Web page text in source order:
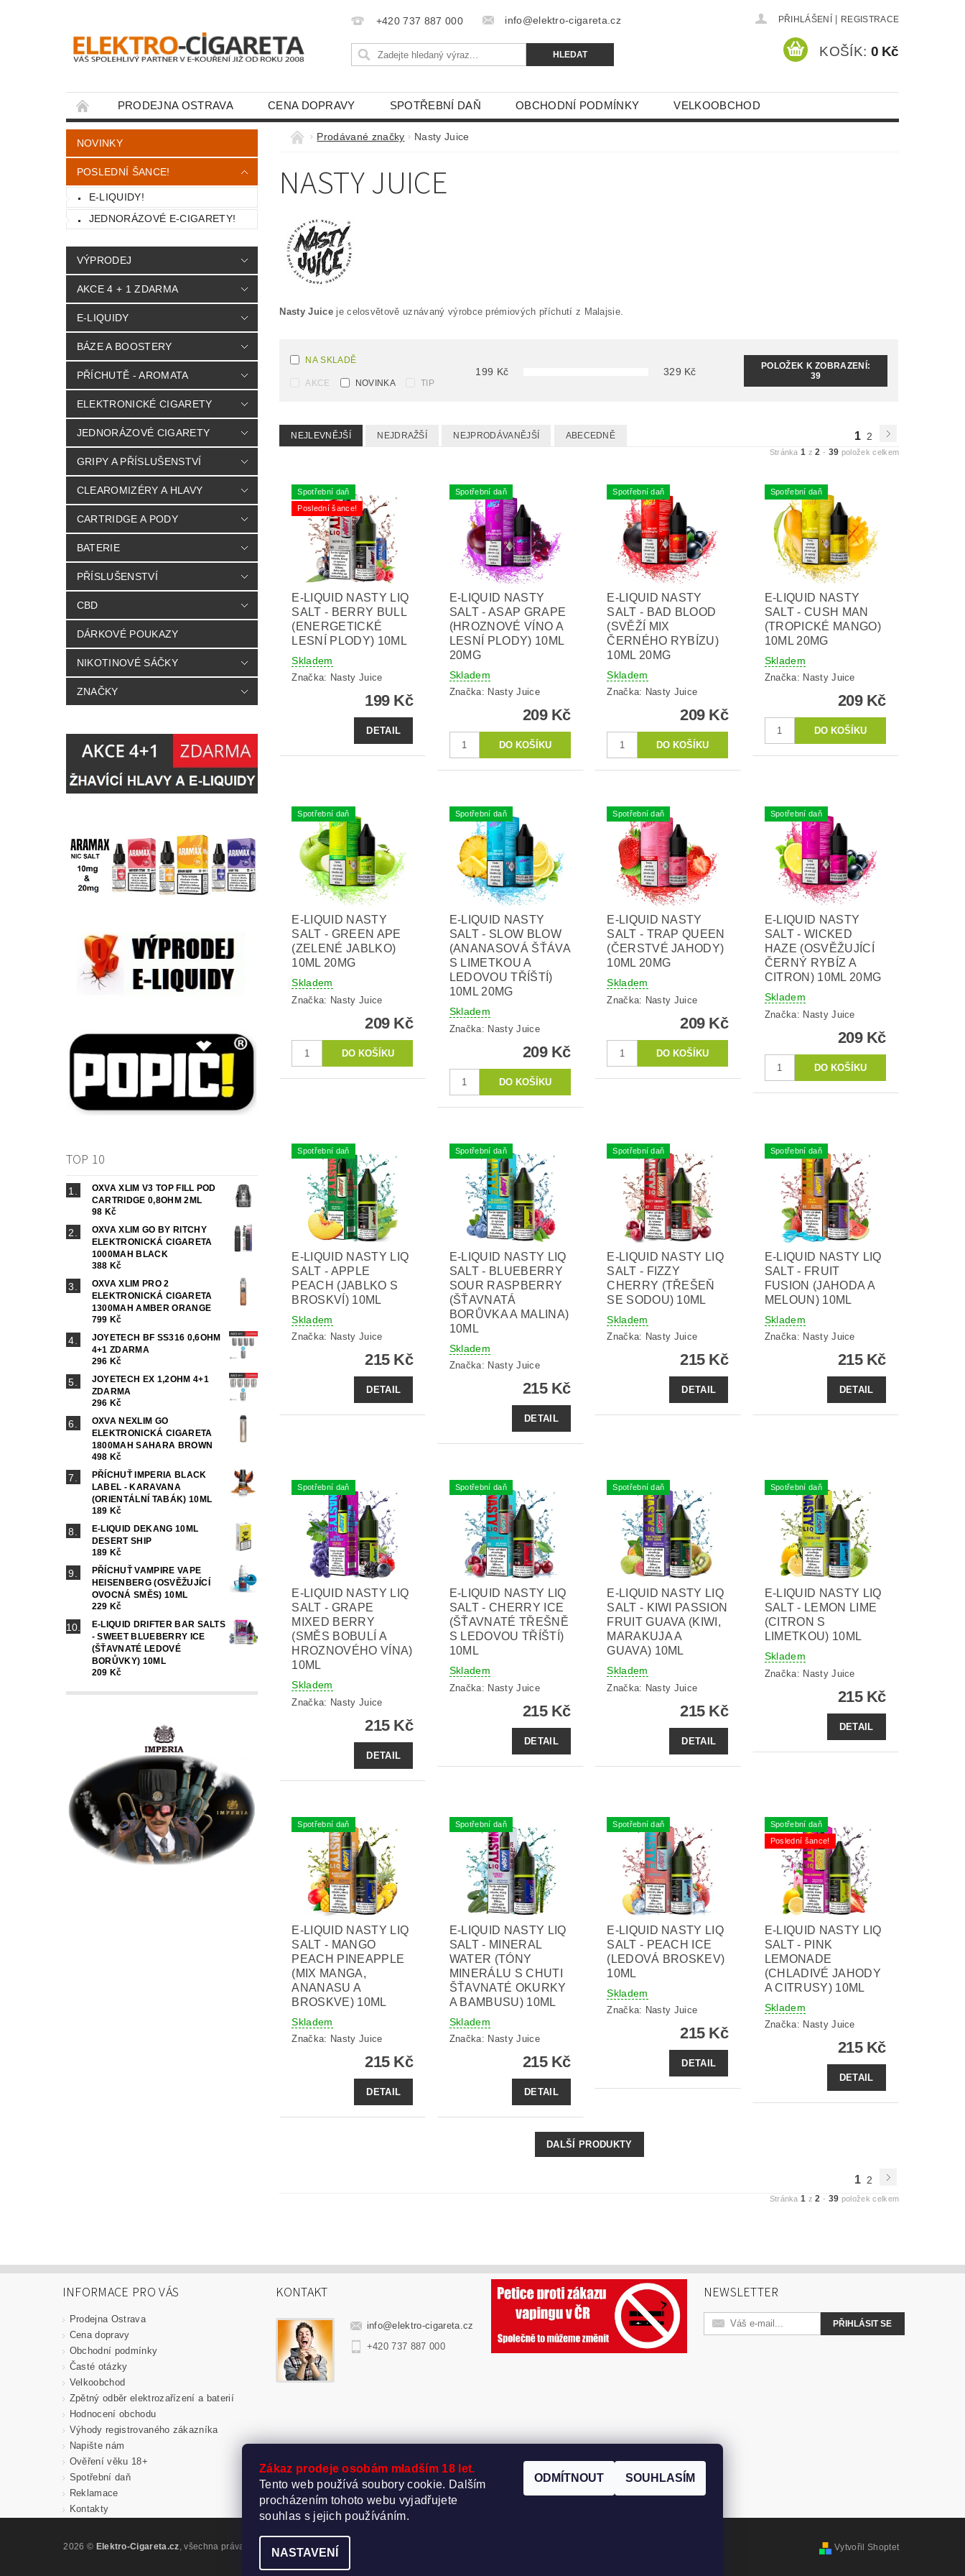
+420 737 887 000 info@elektro-cigareta.cz PŘIHLÁŠENÍ REGISTRACE
KOŠÍK: 0 Kč
PRODEJNA OSTRAVA CENA DOPRAVY SPOTŘEBNÍ DAŇ OBCHODNÍ PODMÍNKY VELKOOBCHOD
KONTAKTY
NOVINKY
POSLEDNÍ ŠANCE!
E-LIQUIDY!
JEDNORÁZOVÉ E-CIGARETY!
VÝPRODEJ
AKCE 4 + 1 ZDARMA
E-LIQUIDY
BÁZE A BOOSTERY
PŘÍCHUTĚ - AROMATA
ELEKTRONICKÉ CIGARETY
JEDNORÁZOVÉ CIGARETY
GRIPY A PŘÍSLUŠENSTVÍ
CLEAROMIZÉRY A HLAVY
CARTRIDGE A PODY
BATERIE
PŘÍSLUŠENSTVÍ
CBD
DÁRKOVÉ POUKAZY
NIKOTINOVÉ SÁČKY
ZNAČKY
TOP 10
OXVA XLIM V3 TOP FILL POD
CARTRIDGE 0,8OHM 2ML
98 Kč
OXVA XLIM GO BY RITCHY
ELEKTRONICKÁ CIGARETA
1000MAH BLACK
388 Kč
OXVA XLIM PRO 2
ELEKTRONICKÁ CIGARETA
1300MAH AMBER ORANGE
799 Kč
JOYETECH BF SS316 0,6OHM
4+1 ZDARMA
296 Kč
JOYETECH EX 1,2OHM 4+1
ZDARMA
296 Kč
OXVA NEXLIM GO
ELEKTRONICKÁ CIGARETA
1800MAH SAHARA BROWN
498 Kč
PŘÍCHUŤ IMPERIA BLACK
LABEL - KARAVANA
(ORIENTÁLNÍ TABÁK) 10ML
189 Kč
E-LIQUID DEKANG 10ML
DESERT SHIP
189 Kč
PŘÍCHUŤ VAMPIRE VAPE
HEISENBERG (OSVĚŽUJÍCÍ
OVOCNÁ SMĚS) 10ML
229 Kč
E-LIQUID DRIFTER BAR SALTS
- SWEET BLUEBERRY ICE
(ŠŤAVNATÉ LEDOVÉ
BORŮVKY) 10ML
209 Kč
Prodávané značky Nasty Juice
NASTY JUICE
Nasty Juiceje celosvětově uznávaný výrobce prémiových příchutí z Malajsie.
NA SKLADĚ
AKCE NOVINKA TIP
199 Kč 329 Kč
POLOŽEK K ZOBRAZENÍ:
39
NEJLEVNĚJŠÍ NEJDRAŽŠÍ NEJPRODÁVANĚJŠÍ ABECEDNĚ 1 2
Stránka1 z2 - 39 položek celkem
Spotřební daň
Poslední šance!
E-LIQUID NASTY LIQ
SALT - BERRY BULL
(ENERGETICKÉ
LESNÍ PLODY) 10ML
Skladem
Značka: Nasty Juice
199 Kč
DETAIL
Spotřební daň
E-LIQUID NASTY
SALT - ASAP GRAPE
(HROZNOVÉ VÍNO A
LESNÍ PLODY) 10ML
20MG
Skladem
Značka: Nasty Juice
209 Kč
Spotřební daň
E-LIQUID NASTY
SALT - BAD BLOOD
(SVĚŽÍ MIX
ČERNÉHO RYBÍZU)
10ML 20MG
Skladem
Značka: Nasty Juice
209 Kč
Spotřební daň
E-LIQUID NASTY
SALT - CUSH MAN
(TROPICKÉ MANGO)
10ML 20MG
Skladem
Značka: Nasty Juice
209 Kč
Spotřební daň
E-LIQUID NASTY
SALT - GREEN APE
(ZELENÉ JABLKO)
10ML 20MG
Skladem
Značka: Nasty Juice
209 Kč
Spotřební daň
E-LIQUID NASTY
SALT - SLOW BLOW
(ANANASOVÁ ŠŤÁVA
S LIMETKOU A
LEDOVOU TŘÍŠTÍ)
10ML 20MG
Skladem
Značka: Nasty Juice
209 Kč
Spotřební daň
E-LIQUID NASTY
SALT - TRAP QUEEN
(ČERSTVÉ JAHODY)
10ML 20MG
Skladem
Značka: Nasty Juice
209 Kč
Spotřební daň
E-LIQUID NASTY
SALT - WICKED
HAZE (OSVĚŽUJÍCÍ
ČERNÝ RYBÍZ A
CITRON) 10ML 20MG
Skladem
Značka: Nasty Juice
209 Kč
Spotřební daň
E-LIQUID NASTY LIQ
SALT - APPLE
PEACH (JABLKO S
BROSKVÍ) 10ML
Skladem
Značka: Nasty Juice
215 Kč
DETAIL
Spotřební daň
E-LIQUID NASTY LIQ
SALT - BLUEBERRY
SOUR RASPBERRY
(ŠŤAVNATÁ
BORŮVKA A MALINA)
10ML
Skladem
Značka: Nasty Juice
215 Kč
DETAIL
Spotřební daň
E-LIQUID NASTY LIQ
SALT - FIZZY
CHERRY (TŘEŠEŇ
SE SODOU) 10ML
Skladem
Značka: Nasty Juice
215 Kč
DETAIL
Spotřební daň
E-LIQUID NASTY LIQ
SALT - FRUIT
FUSION (JAHODA A
MELOUN) 10ML
Skladem
Značka: Nasty Juice
215 Kč
DETAIL
Spotřební daň
E-LIQUID NASTY LIQ
SALT - GRAPE
MIXED BERRY
(SMĚS BOBULÍ A
HROZNOVÉHO VÍNA)
10ML
Skladem
Značka: Nasty Juice
215 Kč
DETAIL
Spotřební daň
E-LIQUID NASTY LIQ
SALT - CHERRY ICE
(ŠŤAVNATÉ TŘEŠNĚ
S LEDOVOU TŘÍŠTÍ)
10ML
Skladem
Značka: Nasty Juice
215 Kč
DETAIL
Spotřební daň
E-LIQUID NASTY LIQ
SALT - KIWI PASSION
FRUIT GUAVA (KIWI,
MARAKUJA A
GUAVA) 10ML
Skladem
Značka: Nasty Juice
215 Kč
DETAIL
Spotřební daň
E-LIQUID NASTY LIQ
SALT - LEMON LIME
(CITRON S
LIMETKOU) 10ML
Skladem
Značka: Nasty Juice
215 Kč
DETAIL
Spotřební daň
E-LIQUID NASTY LIQ
SALT - MANGO
PEACH PINEAPPLE
(MIX MANGA,
ANANASU A
BROSKVE) 10ML
Skladem
Značka: Nasty Juice
215 Kč
DETAIL
Spotřební daň
E-LIQUID NASTY LIQ
SALT - MINERAL
WATER (TÓNY
MINERÁLU S CHUTI
ŠŤAVNATÉ OKURKY
A BAMBUSU) 10ML
Skladem
Značka: Nasty Juice
215 Kč
DETAIL
Spotřební daň
E-LIQUID NASTY LIQ
SALT - PEACH ICE
(LEDOVÁ BROSKEV)
10ML
Skladem
Značka: Nasty Juice
215 Kč
DETAIL
Spotřební daň
Poslední šance!
E-LIQUID NASTY LIQ
SALT - PINK
LEMONADE
(CHLADIVÉ JAHODY
A CITRUSY) 10ML
Skladem
Značka: Nasty Juice
215 Kč
DETAIL
DALŠÍ PRODUKTY
1 2
Stránka1 z2 - 39 položek celkem
INFORMACE PRO VÁS
Prodejna Ostrava
Cena dopravy
Obchodní podmínky
Časté otázky
Velkoobchod
Zpětný odběr elektrozařízení a baterií
Hodnocení obchodu
Výhody registrovaného zákazníka
Napište nám
Ověření věku 18+
Spotřební daň
Reklamace
Kontakty
KONTAKT
info@elektro-cigareta.cz
+420 737 887 000
NEWSLETTER
2026 © Elektro-Cigareta.cz, všechna práva vyhrazenaUpravit nastavení cookies Vytvořil Shoptet
Zákaz prodeje osobám mladším 18 let.
Tento web používá soubory cookie. Dalším
procházením tohoto webu vyjadřujete
souhlas s jejich používáním.
NASTAVENÍ
ODMÍTNOUT SOUHLASÍM